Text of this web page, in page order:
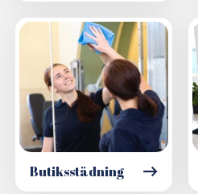
Butiksstädning